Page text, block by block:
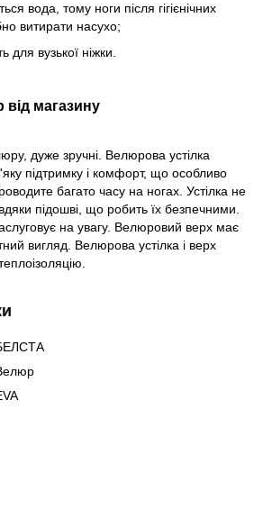
вода, тому ноги після гігієнічних
витирати насухо;
для вузької ніжки.
від магазину
дуже зручні. Велюрова устілка
підтримку і комфорт, що особливо
багато часу на ногах. Устілка не
підошві, що робить їх безпечними.
на увагу. Велюровий верх має
вигляд. Велюрова устілка і верх